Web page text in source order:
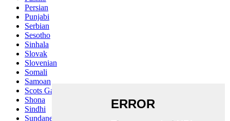
Persian
Punjabi
Serbian
Sesotho
Sinhala
Slovak
Slovenian
Somali
Samoan
Scots Gaelic
Shona
Sindhi
Sundanese